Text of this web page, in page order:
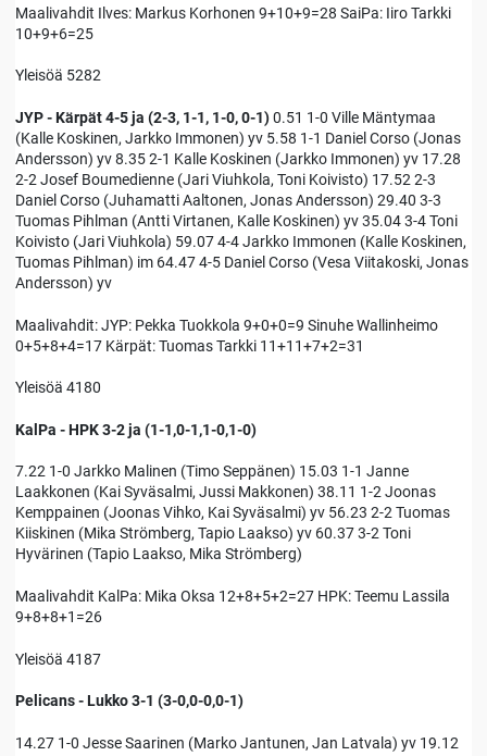
Maalivahdit Ilves: Markus Korhonen 9+10+9=28 SaiPa: Iiro Tarkki
10+9+6=25
Yleisöä 5282
JYP - Kärpät 4-5 ja (2-3, 1-1, 1-0, 0-1)0.51 1-0 Ville Mäntymaa
(Kalle Koskinen, Jarkko Immonen) yv 5.58 1-1 Daniel Corso (Jonas
Andersson) yv 8.35 2-1 Kalle Koskinen (Jarkko Immonen) yv 17.28
2-2 Josef Boumedienne (Jari Viuhkola, Toni Koivisto) 17.52 2-3
Daniel Corso (Juhamatti Aaltonen, Jonas Andersson) 29.40 3-3
Tuomas Pihlman (Antti Virtanen, Kalle Koskinen) yv 35.04 3-4 Toni
Koivisto (Jari Viuhkola) 59.07 4-4 Jarkko Immonen (Kalle Koskinen,
Tuomas Pihlman) im 64.47 4-5 Daniel Corso (Vesa Viitakoski, Jonas
Andersson) yv
Maalivahdit: JYP: Pekka Tuokkola 9+0+0=9 Sinuhe Wallinheimo
0+5+8+4=17 Kärpät: Tuomas Tarkki 11+11+7+2=31
Yleisöä 4180
KalPa - HPK 3-2 ja (1-1,0-1,1-0,1-0)
7.22 1-0 Jarkko Malinen (Timo Seppänen) 15.03 1-1 Janne
Laakkonen (Kai Syväsalmi, Jussi Makkonen) 38.11 1-2 Joonas
Kemppainen (Joonas Vihko, Kai Syväsalmi) yv 56.23 2-2 Tuomas
Kiiskinen (Mika Strömberg, Tapio Laakso) yv 60.37 3-2 Toni
Hyvärinen (Tapio Laakso, Mika Strömberg)
Maalivahdit KalPa: Mika Oksa 12+8+5+2=27 HPK: Teemu Lassila
9+8+8+1=26
Yleisöä 4187
Pelicans - Lukko 3-1 (3-0,0-0,0-1)
14.27 1-0 Jesse Saarinen (Marko Jantunen, Jan Latvala) yv 19.12